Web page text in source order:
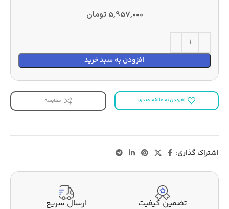
5,957,000 تومان
افزودن به سبد خرید
افزودن به علاقه مندی مقایسه
اشتراک گذاری:
تضمین کیفیت ارسال سریع